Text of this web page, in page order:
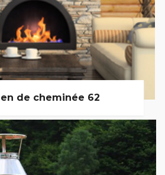
de cheminée 62